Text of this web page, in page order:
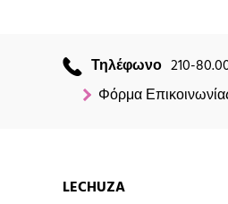
Τηλέφωνο 210-
Φόρμα
LECHUZA